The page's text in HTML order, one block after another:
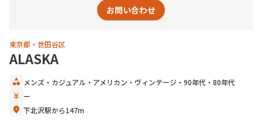
お問い合わせ
東京都・世田谷区
ALASKA
category メンズ ・ カジュアル ・ アメリカン ・ ヴィンテージ ・ 90年代 ・ 80年代
currency_yen ー
location_on 下北沢駅から147m